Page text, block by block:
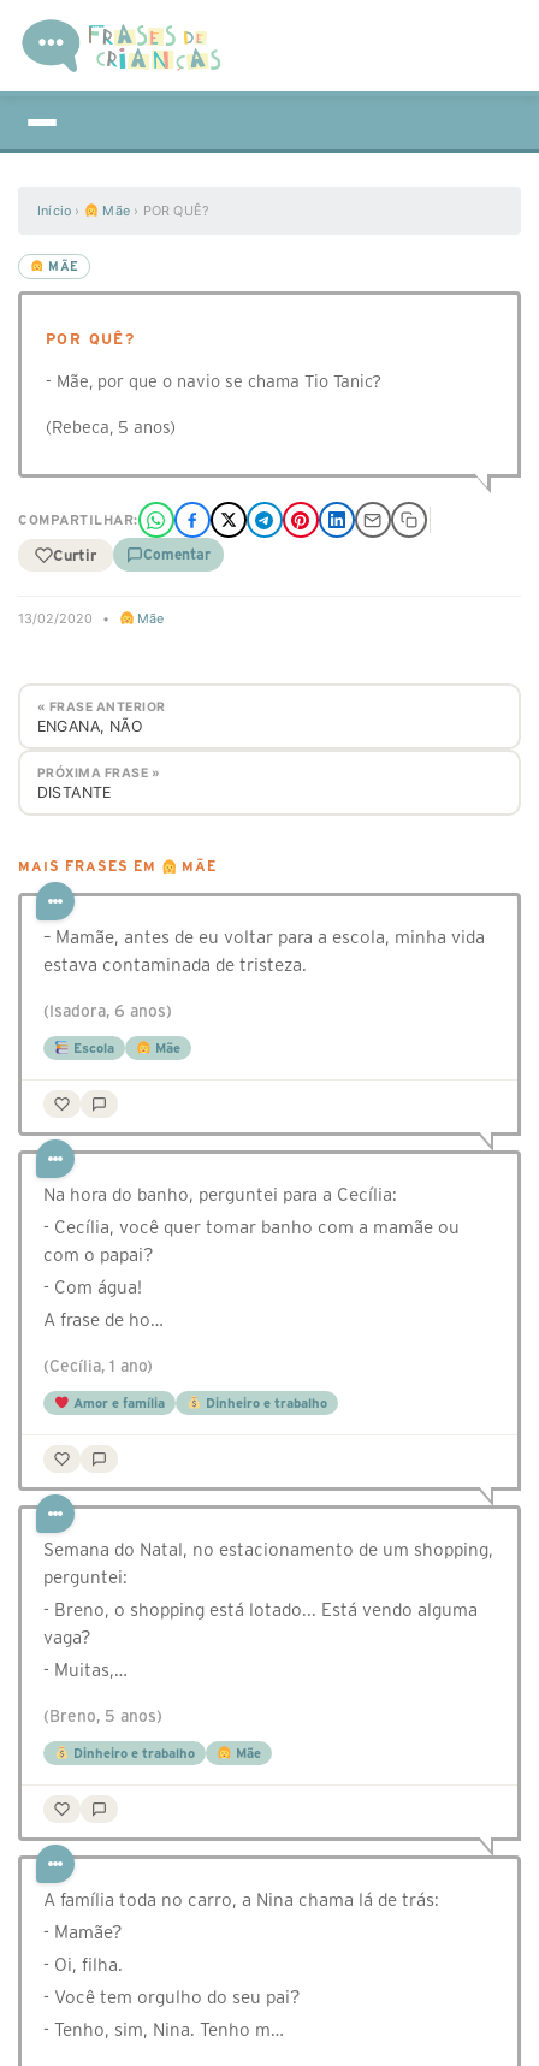
Início › Mãe › POR QUÊ?
MÃE
POR QUÊ?
- Mãe, por que o navio se chama Tio Tanic?
(Rebeca, 5 anos)
COMPARTILHAR:
Curtir Comentar
13/02/2020 • Mãe
« FRASE ANTERIOR
ENGANA, NÃO
PRÓXIMA FRASE »
DISTANTE
MAIS FRASES EM MÃE
– Mamãe, antes de eu voltar para a escola, minha vida
estava contaminada de tristeza.
(Isadora, 6 anos)
Escola Mãe
Na hora do banho, perguntei para a Cecília:
- Cecília, você quer tomar banho com a mamãe ou
com o papai?
- Com água!
A frase de ho…
(Cecília, 1 ano)
Amor e família Dinheiro e trabalho
Semana do Natal, no estacionamento de um shopping,
perguntei:
- Breno, o shopping está lotado... Está vendo alguma
vaga?
- Muitas,…
(Breno, 5 anos)
Dinheiro e trabalho Mãe
A família toda no carro, a Nina chama lá de trás:
- Mamãe?
- Oi, filha.
- Você tem orgulho do seu pai?
- Tenho, sim, Nina. Tenho m…